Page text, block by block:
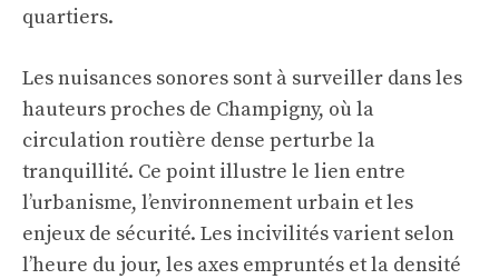
quartiers.
Les nuisances sonores sont à surveiller dans les
hauteurs proches de Champigny, où la
circulation routière dense perturbe la
tranquillité. Ce point illustre le lien entre
l’urbanisme, l’environnement urbain et les
enjeux de sécurité. Les incivilités varient selon
l’heure du jour, les axes empruntés et la densité